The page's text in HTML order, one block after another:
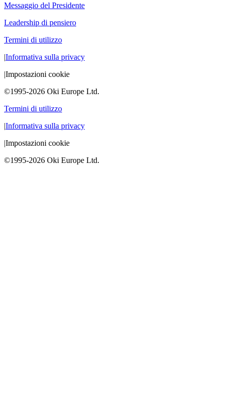
Messaggio del Presidente
Leadership di pensiero
Termini di utilizzo
|Informativa sulla privacy
|Impostazioni cookie
©1995-2026 Oki Europe Ltd.
Termini di utilizzo
|Informativa sulla privacy
|Impostazioni cookie
©1995-2026 Oki Europe Ltd.